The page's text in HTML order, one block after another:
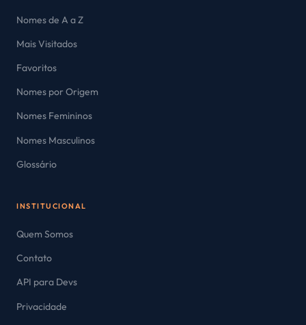
Nomes de A a Z
Mais Visitados
Favoritos
Nomes por Origem
Nomes Femininos
Nomes Masculinos
Glossário
INSTITUCIONAL
Quem Somos
Contato
API para Devs
Privacidade